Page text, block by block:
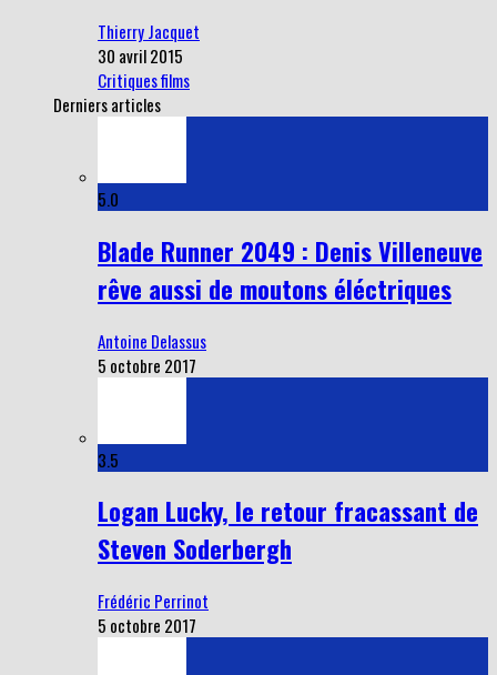
Thierry Jacquet
30 avril 2015
Critiques films
Derniers articles
5.0
Blade Runner 2049 : Denis Villeneuve
rêve aussi de moutons éléctriques
Antoine Delassus
5 octobre 2017
3.5
Logan Lucky, le retour fracassant de
Steven Soderbergh
Frédéric Perrinot
5 octobre 2017